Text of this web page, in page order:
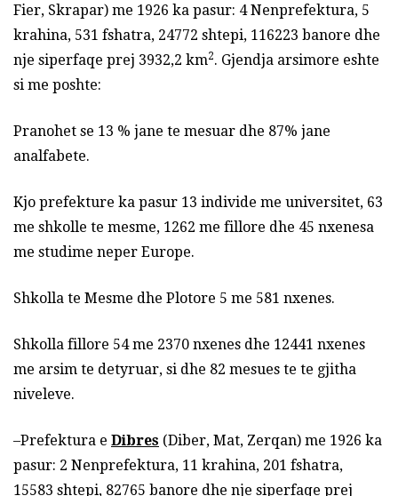
Fier, Skrapar) me 1926 ka pasur: 4 Nenprefektura, 5
krahina, 531 fshatra, 24772 shtepi, 116223 banore dhe
nje siperfaqe prej 3932,2 km2. Gjendja arsimore eshte
si me poshte:
Pranohet se 13 % jane te mesuar dhe 87% jane
analfabete.
Kjo prefekture ka pasur 13 individe me universitet, 63
me shkolle te mesme, 1262 me fillore dhe 45 nxenesa
me studime neper Europe.
Shkolla te Mesme dhe Plotore 5 me 581 nxenes.
Shkolla fillore 54 me 2370 nxenes dhe 12441 nxenes
me arsim te detyruar, si dhe 82 mesues te te gjitha
niveleve.
–Prefektura e Dibres (Diber, Mat, Zerqan) me 1926 ka
pasur: 2 Nenprefektura, 11 krahina, 201 fshatra,
15583 shtepi, 82765 banore dhe nje siperfaqe prej